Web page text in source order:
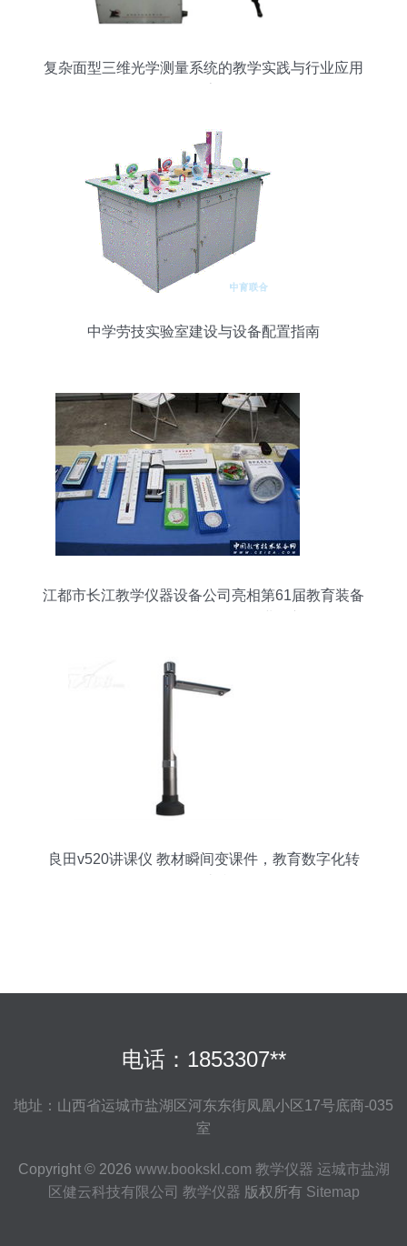
复杂面型三维光学测量系统的教学实践与行业应用
中学劳技实验室建设与设备配置指南
江都市长江教学仪器设备公司亮相第61届教育装备
良田v520讲课仪 教材瞬间变课件，教育数字化转
电话：1853307**
地址：山西省运城市盐湖区河东东街凤凰小区17号底商-035
室
Copyright © 2026 www.bookskl.com 教学仪器 运城市盐湖
区健云科技有限公司 教学仪器 版权所有 Sitemap